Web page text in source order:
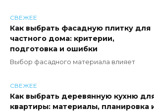
СВЕЖЕЕ
Как выбрать фасадную плитку для
частного дома: критерии,
подготовка и ошибки
Выбор фасадного материала влияет
СВЕЖЕЕ
Как выбрать деревянную кухню
квартиры: материалы, планировка